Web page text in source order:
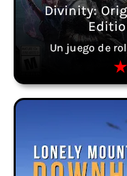
Divinity:
Un juego de